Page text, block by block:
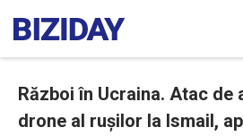
Război în Ucraina. Atac de
drone al rușilor la Ismail,